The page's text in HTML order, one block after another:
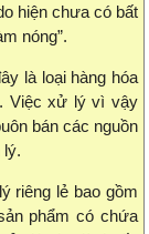
hiện chưa có bất
nóng”.
là loại hàng hóa
Việc xử lý vì vậy
bán các nguồn
lý.
riêng lẻ bao gồm
phẩm có chứa